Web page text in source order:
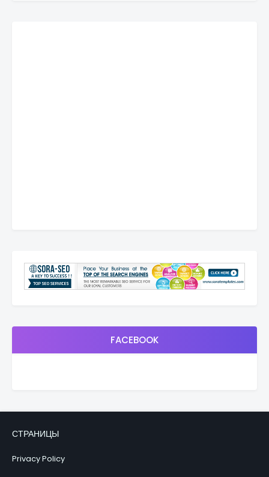
FACEBOOK
СТРАНИЦЫ
Privacy Policy